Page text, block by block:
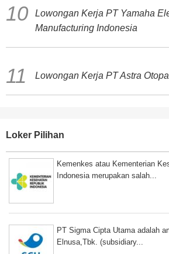
Lowongan Kerja PT Yamaha
Manufacturing Indonesia
Lowongan Kerja PT Astra
Loker Pilihan
Kemenkes atau Kementerian
Indonesia merupakan salah...
PT Sigma Cipta Utama adalah
Elnusa,Tbk. (subsidiary...